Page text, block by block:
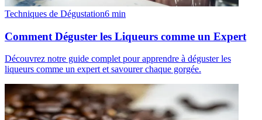
Techniques de Dégustation6 min
Comment Déguster les Liqueurs comme un Expert
Découvrez notre guide complet pour apprendre à déguster les
liqueurs comme un expert et savourer chaque gorgée.